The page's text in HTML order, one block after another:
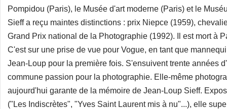
Pompidou (Paris), le Musée d'art moderne (Paris) et le
Sieff a reçu maintes distinctions : prix Niepce (1959),
Grand Prix national de la Photographie (1992). Il est mort à
C'est sur une prise de vue pour Vogue, en tant que
Jean-Loup pour la première fois. S'ensuivent trente années
commune passion pour la photographie. Elle-même
aujourd'hui garante de la mémoire de Jean-Loup Sieff.
("Les Indiscrètes", "Yves Saint Laurent mis à nu"...), elle